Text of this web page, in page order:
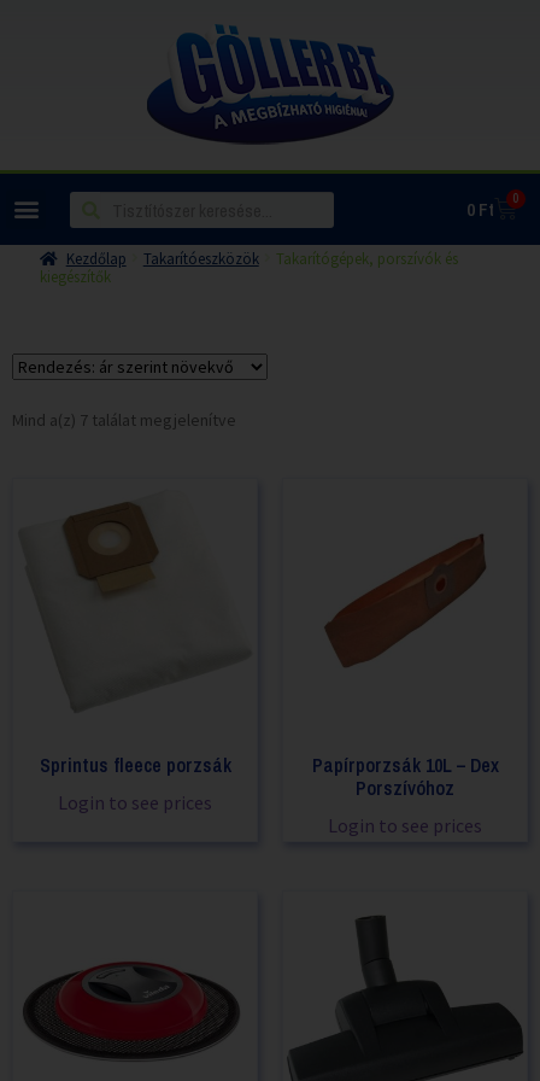
0Ft 0
Kezdőlap Takarítóeszközök
Takarítógépek, porszívók és
kiegészítők
Mind a(z) 7 találat megjelenítve
Sprintus fleece porzsák
Login to see prices
Papírporzsák 10L – Dex
Porszívóhoz
Login to see prices